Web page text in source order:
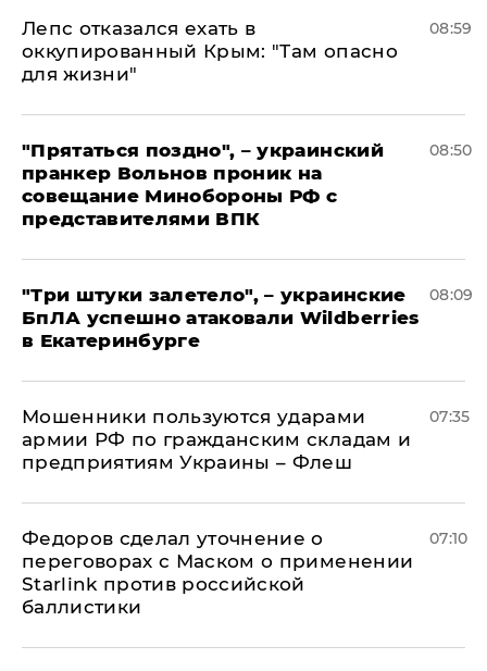
Лепс отказался ехать в
оккупированный Крым: "Там опасно
для жизни"
08:59
"Прятаться поздно", – украинский
пранкер Вольнов проник на
совещание Минобороны РФ с
представителями ВПК
08:50
"Три штуки залетело", – украинские
БпЛА успешно атаковали Wildberries
в Екатеринбурге
08:09
Мошенники пользуются ударами
армии РФ по гражданским складам и
предприятиям Украины – Флеш
07:35
Федоров сделал уточнение о
переговорах с Маском о применении
Starlink против российской
баллистики
07:10